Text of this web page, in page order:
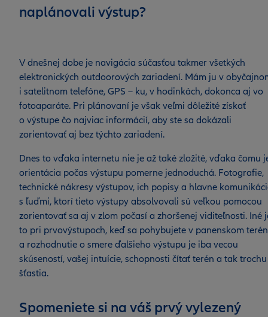
naplánovali výstup?
V dnešnej dobe je navigácia súčasťou takmer všetkých
elektronických outdoorových zariadení. Mám ju v
i satelitnom telefóne, GPS – ku, v hodinkách, dokonca aj vo
fotoaparáte. Pri plánovaní je však veľmi dôležité získať
o výstupe čo najviac informácií, aby ste sa dokázali
zorientovať aj bez týchto zariadení.
Dnes to vďaka internetu nie je až také zložité, vďaka čomu
orientácia počas výstupu pomerne jednoduchá. Fotografie,
technické nákresy výstupov, ich popisy a hlavne
s ľuďmi, ktorí tieto výstupy absolvovali sú veľkou pomocou
zorientovať sa aj v zlom počasí a zhoršenej viditeľnosti. Iné
to pri prvovýstupoch, keď sa pohybujete v panenskom
a rozhodnutie o smere ďalšieho výstupu je iba vecou
skúseností, vašej intuície, schopnosti čítať terén a tak
šťastia.
Spomeniete si na váš prvý vylezený